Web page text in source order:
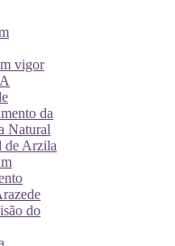
vigor
da
Natural
de Arzila
do